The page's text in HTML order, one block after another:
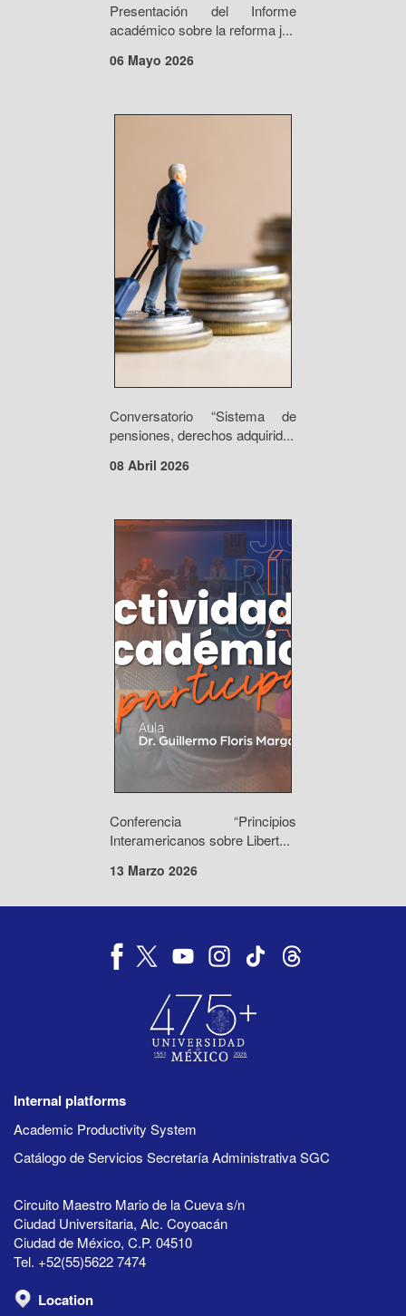
Presentación del Informe
académico sobre la reforma j...
06 Mayo 2026
Conversatorio “Sistema de
pensiones, derechos adquirid...
08 Abril 2026
Conferencia “Principios
Interamericanos sobre Libert...
13 Marzo 2026
Internal platforms
Academic Productivity System
Catálogo de Servicios Secretaría Administrativa SGC
Circuito Maestro Mario de la Cueva s/n
Ciudad Universitaria, Alc. Coyoacán
Ciudad de México, C.P. 04510
Tel. +52(55)5622 7474
Location